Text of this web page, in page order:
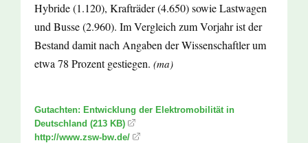
Hybride (1.120), Krafträder (4.650) sowie Lastwagen
und Busse (2.960). Im Vergleich zum Vorjahr ist der
Bestand damit nach Angaben der Wissenschaftler um
etwa 78 Prozent gestiegen. (ma)
Gutachten: Entwicklung der Elektromobilität in
Deutschland (213 KB)
http://www.zsw-bw.de/